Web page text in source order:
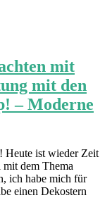
mit
mit den
– Moderne
Heute ist wieder Zeit
dem Thema
ich habe mich für
einen Dekostern